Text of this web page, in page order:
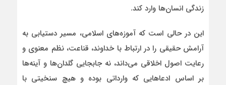
زندگی انسان‌ها وارد کند.
این در حالی است که آموزه‌های اسلامی، مسیر دستیابی به
آرامش حقیقی را در ارتباط با خداوند، قناعت، نظم معنوی و
رعایت اصول اخلاقی می‌داند، نه جابجایی گلدان‌ها و آینه‌ها
بر اساس ادعاهایی که وارداتی بوده و هیچ سنخیتی با